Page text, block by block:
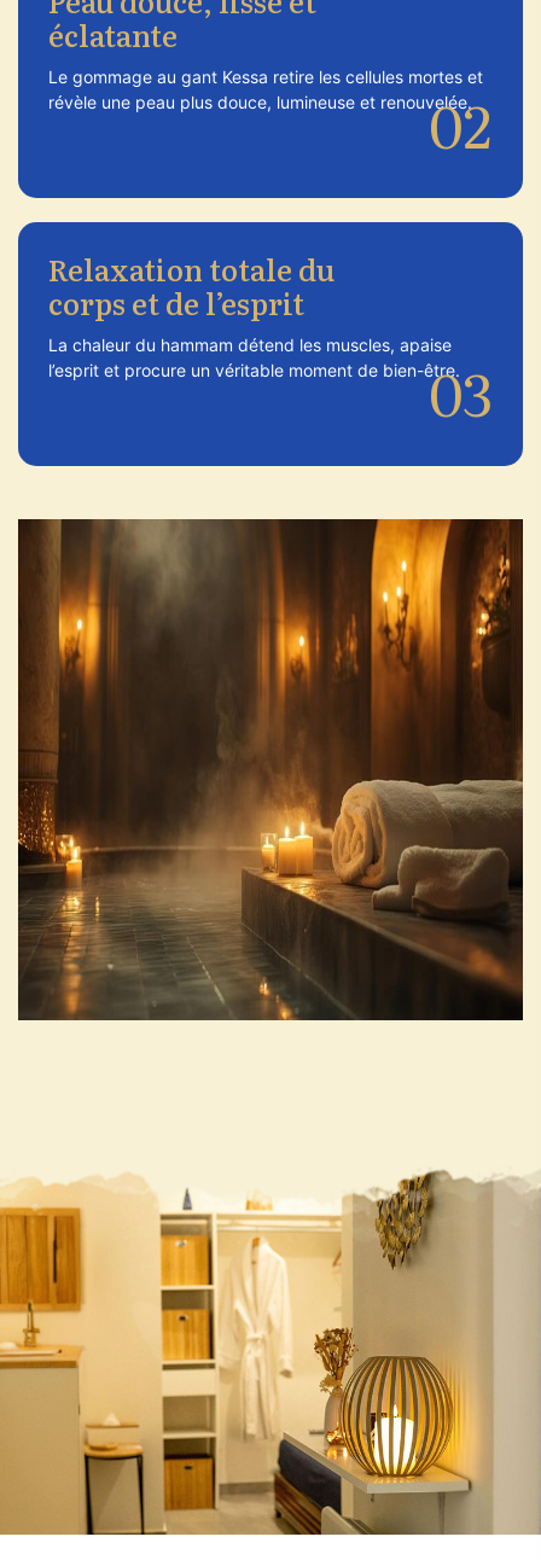
éclatante
Le gommage au gant Kessa retire les cellules mortes et
révèle une peau plus douce, lumineuse et renouvelée.
02
Relaxation totale du
corps et de l’esprit
La chaleur du hammam détend les muscles, apaise
l’esprit et procure un véritable moment de bien-être.03